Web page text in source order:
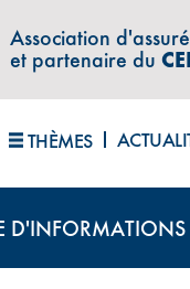
Association
et partenaire du
THÈMES